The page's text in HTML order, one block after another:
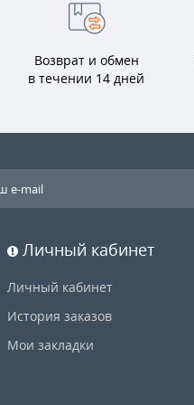
Возврат и обмен
в течении 14 дней
Личный кабинет
Личный кабинет
История заказов
Мои закладки